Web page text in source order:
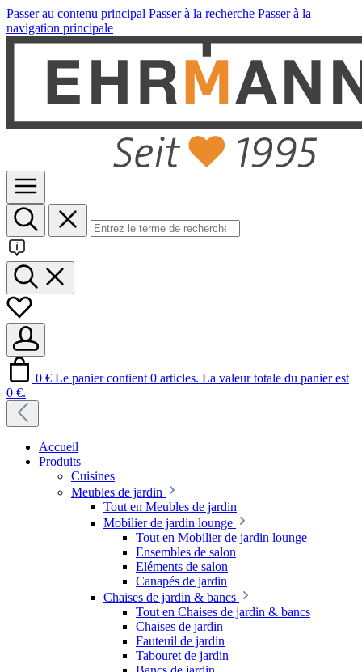
Passer au contenu principal Passer à la recherche Passer à la
navigation principale
0 € Le panier contient 0 articles. La valeur totale du panier est
0 €.
Accueil
Produits
Cuisines
Meubles de jardin
Tout en Meubles de jardin
Mobilier de jardin lounge
Tout en Mobilier de jardin lounge
Ensembles de salon
Eléments de salon
Canapés de jardin
Chaises de jardin & bancs
Tout en Chaises de jardin & bancs
Chaises de jardin
Fauteuil de jardin
Tabouret de jardin